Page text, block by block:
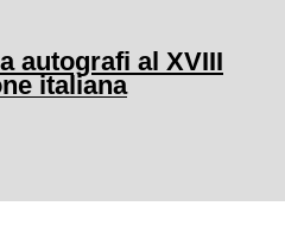
autografi al XVIII
italiana